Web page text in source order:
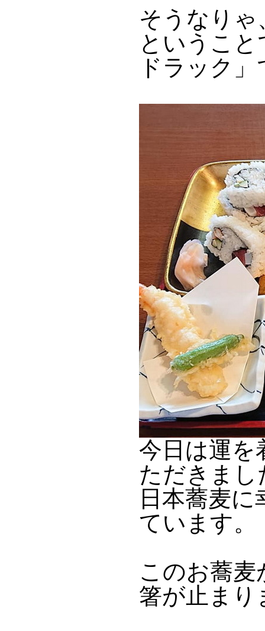
そうなり
というこ
ドラック」
今日は運を
ただきまし
日本蕎麦
ています。
このお蕎
箸が止まり